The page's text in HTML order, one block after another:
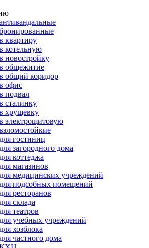
квартиру
котельную
новостройку
общежитие
общий коридор
офис
подвал
сталинку
хрущевку
электрощитовую
гостиниц
загородного дома
коттеджа
магазинов
медицинских учреждений
подсобных помещений
ресторанов
склада
театров
учебных учреждений
хозблока
частного дома